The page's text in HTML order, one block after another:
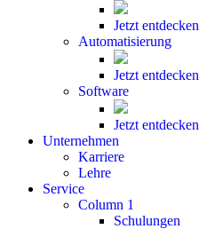
Jetzt entdecken
Automatisierung
Jetzt entdecken
Software
Jetzt entdecken
Unternehmen
Karriere
Lehre
Service
Column 1
Schulungen